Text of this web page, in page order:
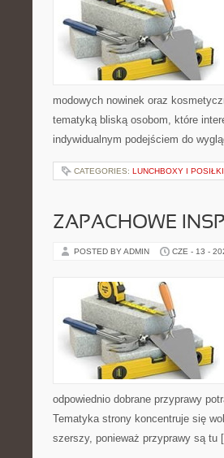
modowych nowinek oraz
tematyką bliską osobom, które
indywidualnym podejściem do
CATEGORIES: LUNCHBOXY I
ZAPACHOWE
POSTED BY ADMIN CZE - 13 -
odpowiednio dobrane przyprawy
Tematyka strony koncentruje się
szerszy, ponieważ przyprawy są tu